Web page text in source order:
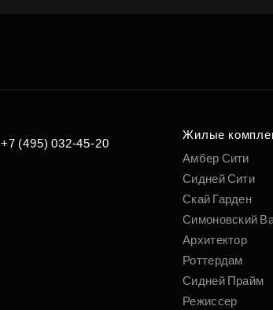
+7 (495) 032-45-20
Жилые
Амбер Сити
Сидней Сити
Скай Гарден
Симоновский
Архитектор
Роттердам
Сидней Прайм
Режиссер